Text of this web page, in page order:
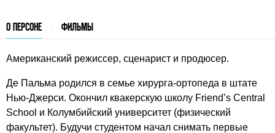
О ПЕРСОНЕ ФИЛЬМЫ
Американский режиссер, сценарист и продюсер.
Де Пальма родился в семье хирурга-ортопеда в штате
Нью-Джерси. Окончил квакерскую школу Friend’s Central
School и Колумбийский университет (физический
факультет). Будучи студентом начал снимать первые